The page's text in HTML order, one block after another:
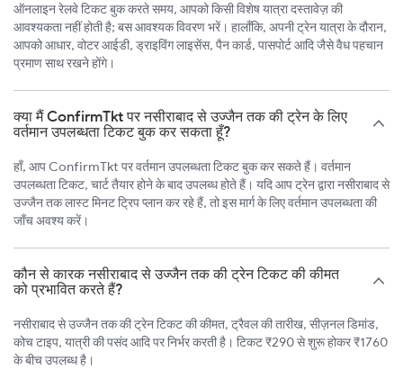
ऑनलाइन रेलवे टिकट बुक करते समय, आपको किसी विशेष यात्रा दस्तावेज़ की
आवश्यकता नहीं होती है; बस आवश्यक विवरण भरें। हालाँकि, अपनी ट्रेन यात्रा के दौरान,
आपको आधार, वोटर आईडी, ड्राइविंग लाइसेंस, पैन कार्ड, पासपोर्ट आदि जैसे वैध पहचान
प्रमाण साथ रखने होंगे।
क्या मैं ConfirmTkt पर नसीराबाद से उज्जैन तक की ट्रेन के लिए
वर्तमान उपलब्धता टिकट बुक कर सकता हूँ?
हाँ, आप ConfirmTkt पर वर्तमान उपलब्धता टिकट बुक कर सकते हैं। वर्तमान
उपलब्धता टिकट, चार्ट तैयार होने के बाद उपलब्ध होते हैं। यदि आप ट्रेन द्वारा नसीराबाद से
उज्जैन तक लास्ट मिनट ट्रिप प्लान कर रहे हैं, तो इस मार्ग के लिए वर्तमान उपलब्धता की
जाँच अवश्य करें।
कौन से कारक नसीराबाद से उज्जैन तक की ट्रेन टिकट की कीमत
को प्रभावित करते हैं?
नसीराबाद से उज्जैन तक की ट्रेन टिकट की कीमत, ट्रैवल की तारीख, सीज़नल डिमांड,
कोच टाइप, यात्री की पसंद आदि पर निर्भर करती है। टिकट ₹290 से शुरू होकर ₹1760
के बीच उपलब्ध है।